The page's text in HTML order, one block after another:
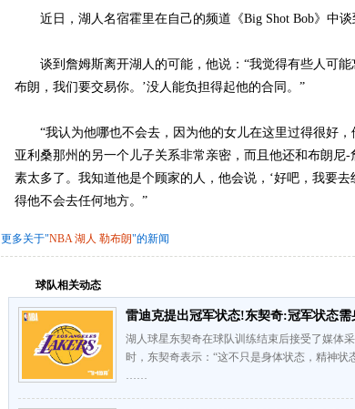
近日，湖人名宿霍里在自己的频道《Big Shot Bob》中谈
谈到詹姆斯离开湖人的可能，他说：“我觉得有些人可能
布朗，我们要交易你。’没人能负担得起他的合同。”
“我认为他哪也不会去，因为他的女儿在这里过得很好，
亚利桑那州的另一个儿子关系非常亲密，而且他还和布朗尼
素太多了。我知道他是个顾家的人，他会说，‘好吧，我要
得他不会去任何地方。”
更多关于"NBA 湖人 勒布朗"的新闻
球队相关动态
雷迪克提出冠军状态!东契奇:冠军状态需
湖人球星东契奇在球队训练结束后接受了媒体
时，东契奇表示：“这不只是身体状态，精神
……